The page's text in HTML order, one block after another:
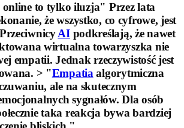
online to tylko iluzja" Przez lata
że wszystko, co cyfrowe, jest
AIpodkreślają, że nawet
wirtualna towarzyszka nie
empatii. Jednak rzeczywistość jest
> "Empatiaalgorytmiczna
ale na skutecznym
sygnałów. Dla osób
taka reakcja bywa bardziej